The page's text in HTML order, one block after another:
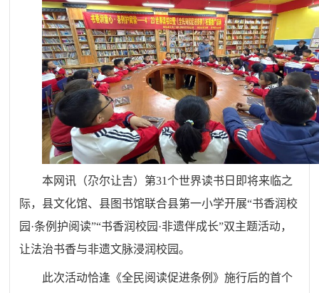
本网讯（尕尔让吉） 第31个世界读书日即将来临之
际，县文化馆、县图书馆联合县第一小学开展“书香润校
园·条例护阅读”“书香润校园·非遗伴成长”双主题活动，
让法治书香与非遗文脉浸润校园。
此次活动恰逢《全民阅读促进条例》施行后的首个